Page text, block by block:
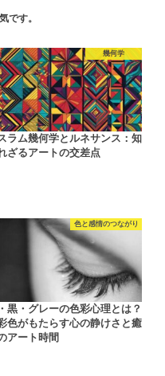
です。
幾何学
ラム幾何学とルネサンス：知
ざるアートの交差点
色と感情のつながり
黒・グレーの色彩心理とは？
色がもたらす心の静けさと癒
アート時間